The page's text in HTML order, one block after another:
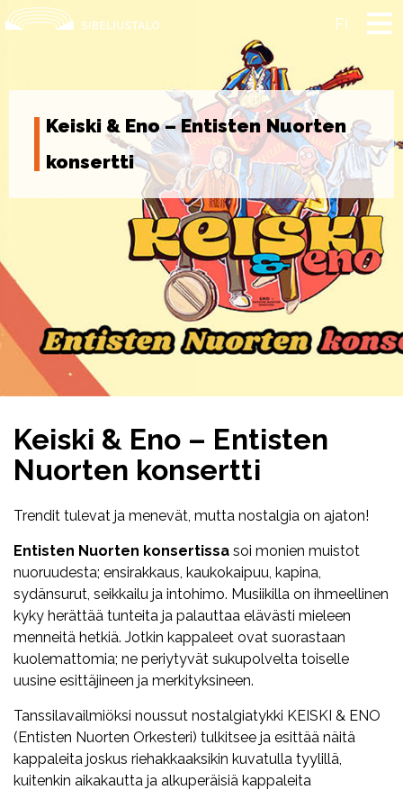
Skip
to
FI
Keiski & Eno – Entisten Nuorten
konsertti
Keiski & Eno – Entisten
Nuorten konsertti
Trendit tulevat ja menevät, mutta nostalgia on ajaton!
Entisten Nuorten konsertissa soi monien muistot
nuoruudesta; ensirakkaus, kaukokaipuu, kapina,
sydänsurut, seikkailu ja intohimo. Musiikilla on ihmeellinen
kyky herättää tunteita ja palauttaa elävästi mieleen
menneitä hetkiä. Jotkin kappaleet ovat suorastaan
kuolemattomia; ne periytyvät sukupolvelta toiselle
uusine esittäjineen ja merkityksineen.
Tanssilavailmiöksi noussut nostalgiatykki KEISKI & ENO
(Entisten Nuorten Orkesteri) tulkitsee ja esittää näitä
kappaleita joskus riehakkaaksikin kuvatulla tyylillä,
kuitenkin aikakautta ja alkuperäisiä kappaleita